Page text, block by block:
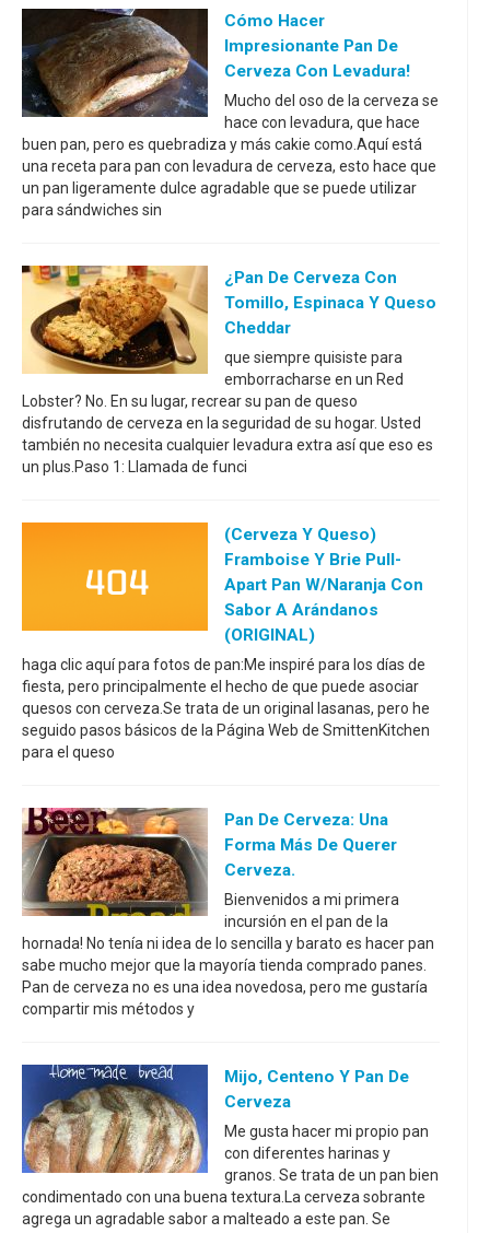
Cómo Hacer
Impresionante Pan De
Cerveza Con Levadura!
Mucho del oso de la cerveza se
hace con levadura, que hace
buen pan, pero es quebradiza y más cakie como.Aquí está
una receta para pan con levadura de cerveza, esto hace que
un pan ligeramente dulce agradable que se puede utilizar
para sándwiches sin
¿Pan De Cerveza Con
Tomillo, Espinaca Y Queso
Cheddar
que siempre quisiste para
emborracharse en un Red
Lobster? No. En su lugar, recrear su pan de queso
disfrutando de cerveza en la seguridad de su hogar. Usted
también no necesita cualquier levadura extra así que eso es
un plus.Paso 1: Llamada de funci
(Cerveza Y Queso)
Framboise Y Brie Pull-
Apart Pan W/naranja Con
Sabor A Arándanos
(ORIGINAL)
haga clic aquí para fotos de pan:Me inspiré para los días de
fiesta, pero principalmente el hecho de que puede asociar
quesos con cerveza.Se trata de un original lasanas, pero he
seguido pasos básicos de la Página Web de SmittenKitchen
para el queso
Pan De Cerveza: Una
Forma Más De Querer
Cerveza.
Bienvenidos a mi primera
incursión en el pan de la
hornada! No tenía ni idea de lo sencilla y barato es hacer pan
sabe mucho mejor que la mayoría tienda comprado panes.
Pan de cerveza no es una idea novedosa, pero me gustaría
compartir mis métodos y
Mijo, Centeno Y Pan De
Cerveza
Me gusta hacer mi propio pan
con diferentes harinas y
granos. Se trata de un pan bien
condimentado con una buena textura.La cerveza sobrante
agrega un agradable sabor a malteado a este pan. Se